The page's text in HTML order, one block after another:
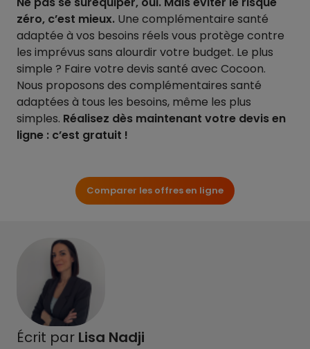
zéro, c’est mieux. Une complémentaire santé
adaptée à vos besoins réels vous protège contre
les imprévus sans alourdir votre budget. Le plus
simple ? Faire votre devis santé avec Cocoon.
Nous proposons des complémentaires santé
adaptées à tous les besoins, même les plus
simples. Réalisez dès maintenant votre devis en
ligne : c’est gratuit !
Comparer les offres en ligne
Écrit par Lisa Nadji